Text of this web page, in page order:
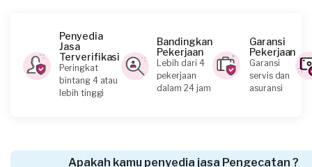
Intan Laraz requested Pengecatan
Penyedia
Jasa
Terverifikasi
Peringkat
bintang 4 atau
lebih tinggi
Bandingkan
Pekerjaan
Lebih dari 4
pekerjaan
dalam 24 jam
Garansi
Pekerjaan
Garansi
servis dan
asuransi
Apakah kamu penyedia jasa Pengecatan ?